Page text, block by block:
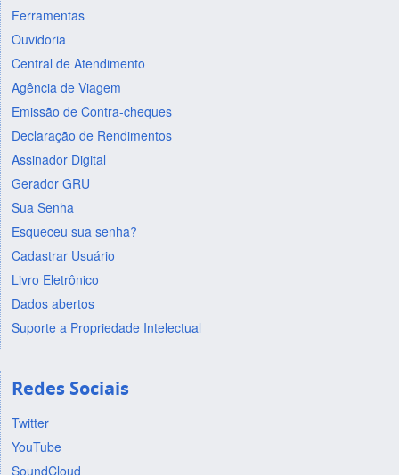
Ferramentas
Ouvidoria
Central de Atendimento
Agência de Viagem
Emissão de Contra-cheques
Declaração de Rendimentos
Assinador Digital
Gerador GRU
Sua Senha
Esqueceu sua senha?
Cadastrar Usuário
Livro Eletrônico
Dados abertos
Suporte a Propriedade Intelectual
Redes Sociais
Twitter
YouTube
SoundCloud